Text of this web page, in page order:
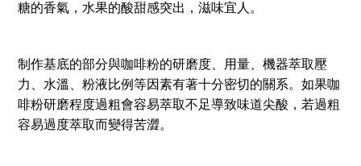
糖的香氣，水果的酸甜感突出，滋味宜人。
制作基底的部分與咖啡粉的研磨度、用量、機器萃取壓
力、水溫、粉液比例等因素有著十分密切的關系。如果咖
啡粉研磨程度過粗會容易萃取不足導致味道尖酸，若過粗
容易過度萃取而變得苦澀。